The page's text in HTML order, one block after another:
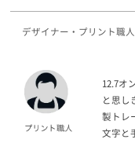
デザイナー・プリント職
12.7オ
と思し
製トレ
文字と